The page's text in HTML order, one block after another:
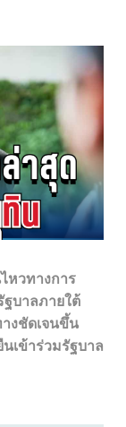
หวทางการ
ฐบาลภายใต้
งชัดเจนขึ้น
เข้าร่วมรัฐบาล